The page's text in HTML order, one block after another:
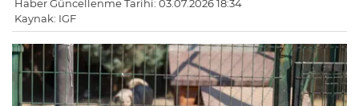
Haber Güncellenme Tarihi: 03.07.2026 18:34
Kaynak: IGF